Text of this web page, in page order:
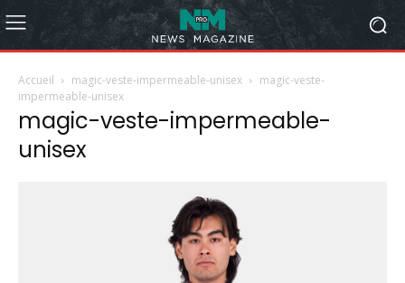
Accueil magic-veste-impermeable-unisex
magic-veste-
impermeable-unisex
magic-veste-impermeable-
unisex